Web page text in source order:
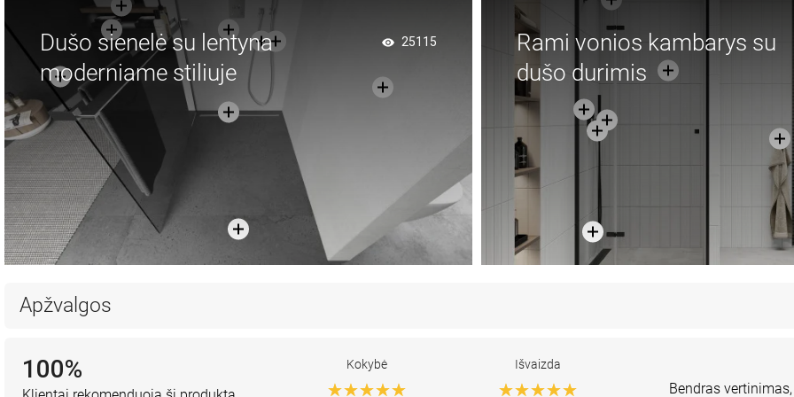
Dušo sienelė su lentyna
moderniame stiliuje
25115
Rami vonios kambarys su
dušo durimis
Apžvalgos
100% Kokybė Išvaizda
Bendras